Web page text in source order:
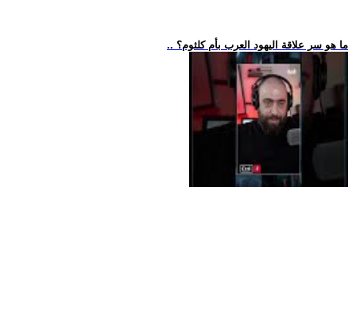
.. ما هو سر علاقة اليهود العرب بأم كلثوم؟